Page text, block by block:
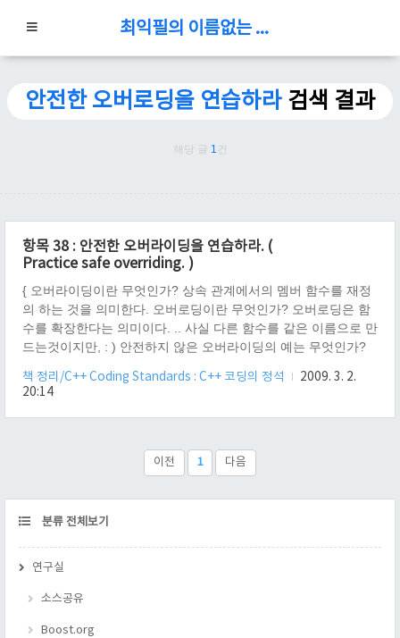
최익필의 이름없는 블로그
안전한 오버로딩을 연습하라 검색 결과
해당 글 1 건
항목 38 : 안전한 오버라이딩을 연습하라. (
Practice safe overriding. )
{ 오버라이딩이란 무엇인가? 상속 관계에서의 멤버 함수를 재정
의 하는 것을 의미한다. 오버로딩이란 무엇인가? 오버로딩은 함
수를 확장한다는 의미이다. .. 사실 다른 함수를 같은 이름으로 만
드는것이지만, : ) 안전하지 않은 오버라이딩의 예는 무엇인가?
정말 힘든 디버깅을 할 수 있다. 예) #include class Base { public:
오" ) { std::cout
책 정리/C++ Coding Standards : C++ 코딩의 정석
2009. 3. 2.
20:14
이전 1 다음
CATEGORY
분류 전체보기
연구실
소스공유
Boost.org